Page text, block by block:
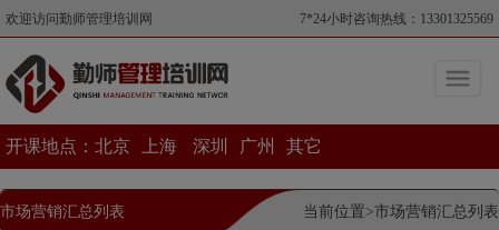
欢迎访问勤师管理培训网 7*24小时咨询热线：13301325569
开课地点： 北京 上海 深圳 广州 其它
市场营销汇总列表 当前位置>市场营销汇总列表